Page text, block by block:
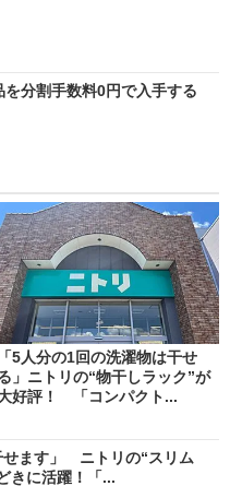
分割手数料0円で入手する
「5人分の1回の洗濯物は干せ
」ニトリの“物干しラック”が
好評！ 「コンパクト...
せます」 ニトリの“スリム
きに活躍！「...